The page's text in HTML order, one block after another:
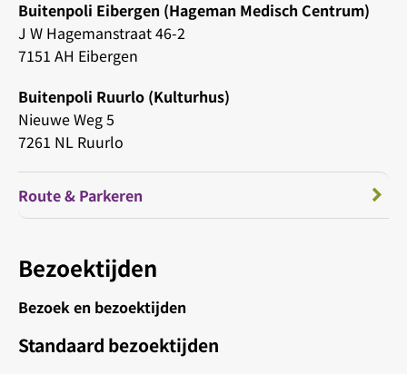
Buitenpoli Eibergen (Hageman Medisch Centrum)
J W Hagemanstraat 46-2
7151 AH Eibergen
Buitenpoli Ruurlo (Kulturhus)
Nieuwe Weg 5
7261 NL Ruurlo
Route & Parkeren
Bezoektijden
Bezoek en bezoektijden
Standaard bezoektijden